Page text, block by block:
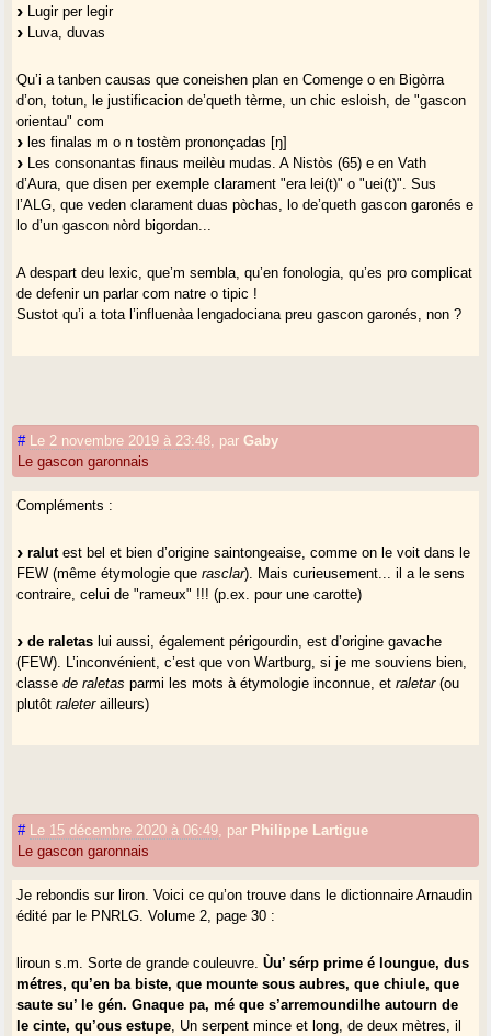
Lugir per legir
Luva, duvas
Qu’i a tanben causas que coneishen plan en Comenge o en Bigòrra
d’on, totun, le justificacion de’queth tèrme, un chic esloish, de "gascon
orientau" com
les finalas m o n tostèm prononçadas [ŋ]
Les consonantas finaus meilèu mudas. A Nistòs (65) e en Vath
d’Aura, que disen per exemple clarament "era lei(t)" o "uei(t)". Sus
l’ALG, que veden clarament duas pòchas, lo de’queth gascon garonés e
lo d’un gascon nòrd bigordan...
A despart deu lexic, que’m sembla, qu’en fonologia, qu’es pro complicat
de defenir un parlar com natre o tipic !
Sustot qu’i a tota l’influenàa lengadociana preu gascon garonés, non ?
# Le 2 novembre 2019 à 23:48 parGaby
Le gascon garonnais
Compléments :
ralutest bel et bien d’origine saintongeaise, comme on le voit dans le
FEW (même étymologie querasclar). Mais curieusement... il a le sens
contraire, celui de "rameux" !!! (p.ex. pour une carotte)
de raletas lui aussi, également périgourdin, est d’origine gavache
(FEW). L’inconvénient, c’est que von Wartburg, si je me souviens bien,
classede raletas parmi les mots à étymologie inconnue, etraletar(ou
plutôtraleterailleurs)
# Le 15 décembre 2020 à 06:49 par Philippe Lartigue
Le gascon garonnais
Je rebondis sur liron. Voici ce qu’on trouve dans le dictionnaire Arnaudin
édité par le PNRLG. Volume 2, page 30 :
liroun s.m. Sorte de grande couleuvre.Ùu’ sérp prime é loungue, dus
métres, qu’en ba biste, que mounte sous aubres, que chiule, que
saute su’ le gén. Gnaque pa, mé que s’arremoundilhe autourn de
le cinte, qu’ous estupe , Un serpent mince et long, de deux mètres, il